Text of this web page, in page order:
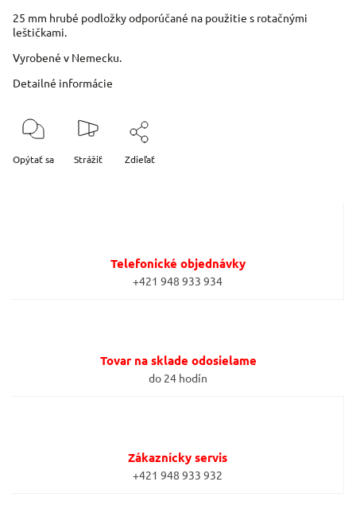
25 mm hrubé podložky odporúčané na použitie s rotačnými
leštičkami.
Vyrobené v Nemecku.
Detailné informácie
Opýtať sa Strážiť Zdieľať
Telefonické objednávky
+421 948 933 934
Tovar na sklade odosielame
do 24 hodín
Zákaznícky servis
+421 948 933 932